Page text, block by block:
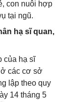
con nuôi hợp
tại ngũ.
hạ sĩ quan,
của hạ sĩ
các cơ sở
lập theo quy
14 tháng 5